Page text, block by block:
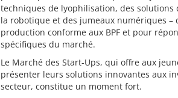
techniques de lyophilisation, des solutions
la robotique et des jumeaux numériques –
production conforme aux BPF et pour
spécifiques du marché.
Le Marché des Start-Ups, qui offre aux
présenter leurs solutions innovantes aux
secteur, constitue un moment fort.